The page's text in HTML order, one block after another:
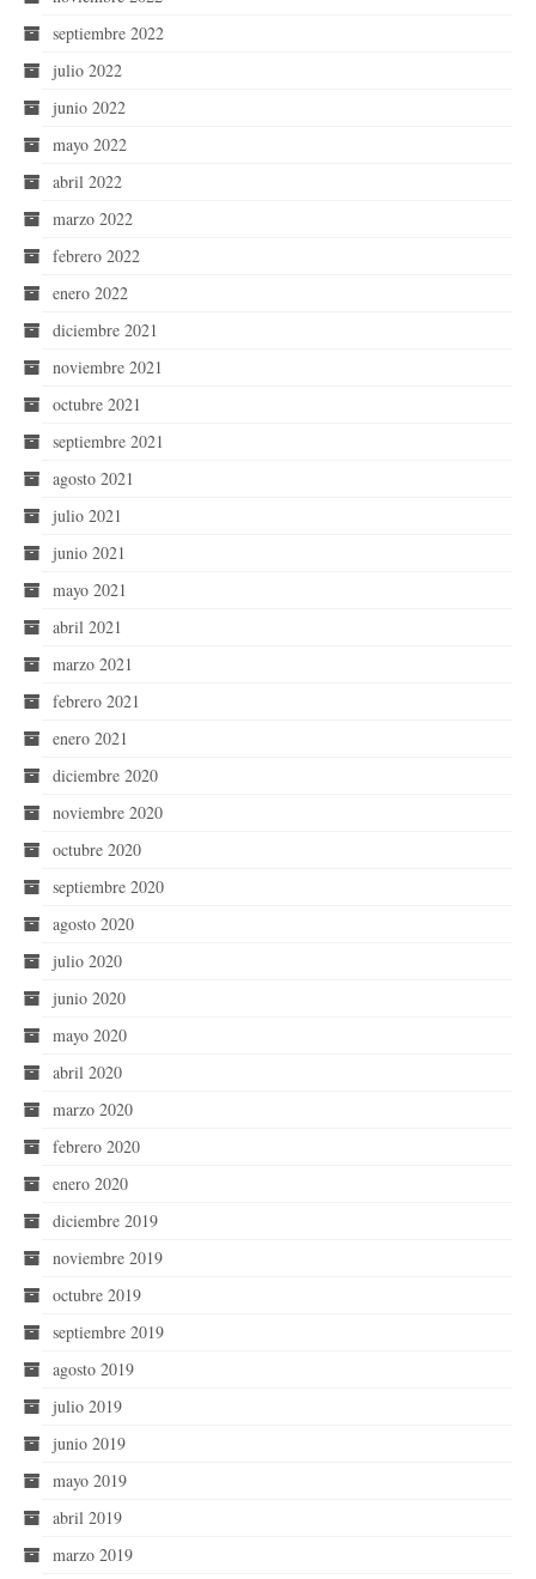
septiembre 2022
julio 2022
junio 2022
mayo 2022
abril 2022
marzo 2022
febrero 2022
enero 2022
diciembre 2021
noviembre 2021
octubre 2021
septiembre 2021
agosto 2021
julio 2021
junio 2021
mayo 2021
abril 2021
marzo 2021
febrero 2021
enero 2021
diciembre 2020
noviembre 2020
octubre 2020
septiembre 2020
agosto 2020
julio 2020
junio 2020
mayo 2020
abril 2020
marzo 2020
febrero 2020
enero 2020
diciembre 2019
noviembre 2019
octubre 2019
septiembre 2019
agosto 2019
julio 2019
junio 2019
mayo 2019
abril 2019
marzo 2019